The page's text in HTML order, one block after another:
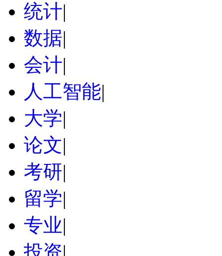
统计|
数据|
会计|
人工智能|
大学|
论文|
考研|
留学|
专业|